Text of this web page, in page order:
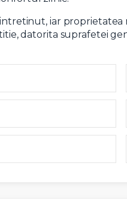
intretinut, iar
datorita suprafetei